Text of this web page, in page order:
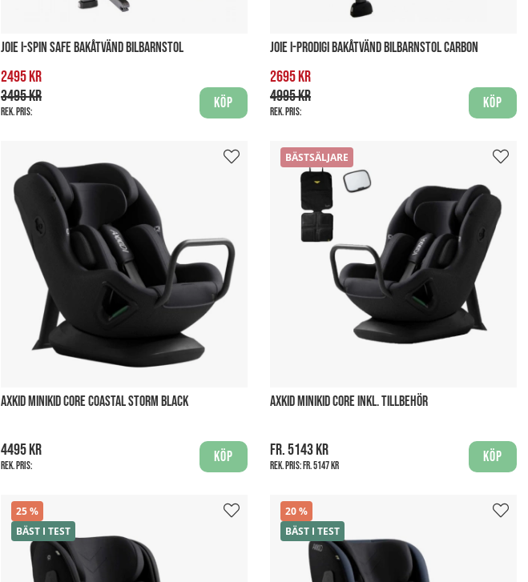
JOIE I-SPIN SAFE BAKÅTVÄND BILBARNSTOL
2495 kr
3495 kr
Rek. pris:
Köp
JOIE I-PRODIGI BAKÅTVÄND BILBARNSTOL CARBON
2695 kr
4995 kr
Rek. pris:
Köp
AXKID MINIKID CORE COASTAL STORM BLACK
4495 kr
Rek. pris:
Köp
BÄSTSÄLJARE
AXKID MINIKID CORE INKL. TILLBEHÖR
fr. 5143 kr
Rek. pris: fr. 5147 kr
Köp
25
BÄST I TEST
20
BÄST I TEST